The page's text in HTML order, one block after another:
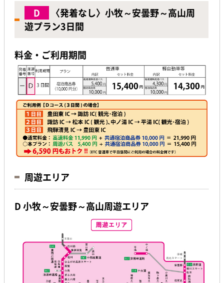
D
〈発着なし〉小牧～安曇野～高山周
遊プラン3日間
料金・ご利用期間
周遊エリア
D 小牧～安曇野～高山周遊エリア